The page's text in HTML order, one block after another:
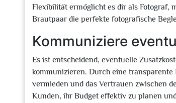
Flexibilität ermöglicht es dir als Fotograf,
Brautpaar die perfekte fotografische
Kommuniziere
Es ist entscheidend, eventuelle
kommunizieren. Durch eine
vermieden und das Vertrauen zwischen
Kunden, ihr Budget effektiv zu planen